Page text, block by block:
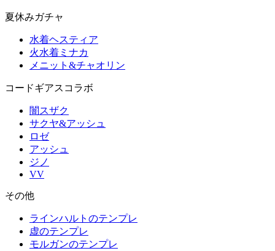
夏休みガチャ
水着ヘスティア
火水着ミナカ
メニット&チャオリン
コードギアスコラボ
闇スザク
サクヤ&アッシュ
ロゼ
アッシュ
ジノ
VV
その他
ラインハルトのテンプレ
虚のテンプレ
モルガンのテンプレ